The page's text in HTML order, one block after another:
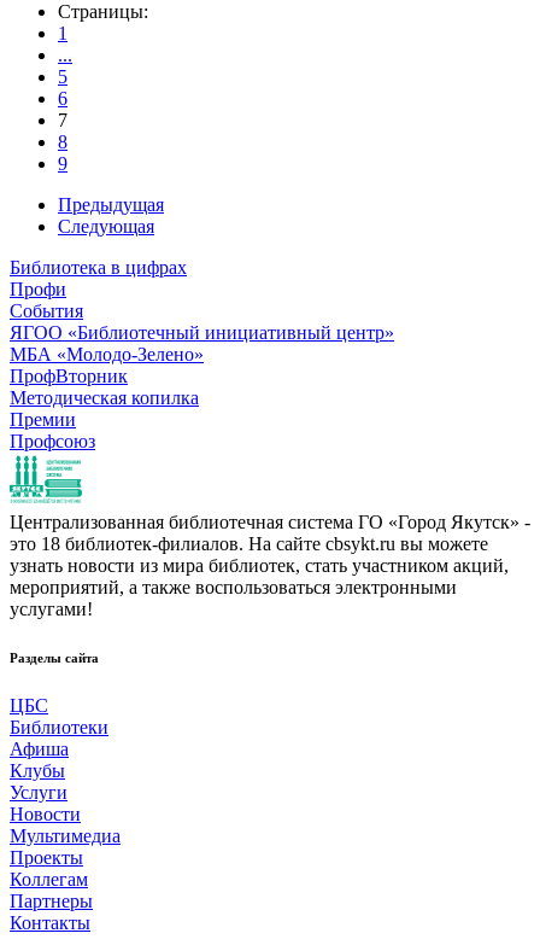
Страницы:
1
...
5
6
7
8
9
Предыдущая
Следующая
Библиотека в цифрах
Профи
События
ЯГОО «Библиотечный инициативный центр»
МБА «Молодо-Зелено»
ПрофВторник
Методическая копилка
Премии
Профсоюз
Централизованная библиотечная система ГО «Город Якутск» -
это 18 библиотек-филиалов. На сайте cbsykt.ru вы можете
узнать новости из мира библиотек, стать участником акций,
мероприятий, а также воспользоваться электронными
услугами!
Разделы сайта
ЦБС
Библиотеки
Афиша
Клубы
Услуги
Новости
Мультимедиа
Проекты
Коллегам
Партнеры
Контакты